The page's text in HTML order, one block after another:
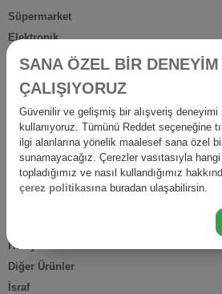
Süpermarket
Elektronik
Kırtasiye & Sanat
Ev Gereçleri
Petshop
Ev Dışı Tüketim
Kişisel Bakım
Anne Bebek
Hediyelik Ürünler
Diğer Ürünler
İsraf
SANA ÖZEL BİR DENEYİM
ÇALIŞIYORUZ
Güvenilir ve gelişmiş bir alışveriş deneyimi
kullanıyoruz. Tümünü Reddet seçeneğine
ilgi alanlarına yönelik maalesef sana özel
sunamayacağız. Çerezler vasıtasıyla
topladığımız ve nasıl kullandığımız
çerez politikasınaburadan ulaşabilirsin.